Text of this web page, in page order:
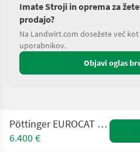
Imate Stroji in oprema za
prodajo?
Na Landwirt.com dosežete več
uporabnikov.
Objavi oglas
Pöttinger EUROCAT 311 ALPHA-MOTION
6.400 €